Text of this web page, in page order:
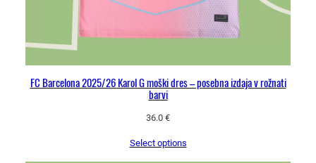
FC Barcelona 2025/26 Karol G moški dres – posebna izdaja v rožnati
barvi
36.0 €
Select options